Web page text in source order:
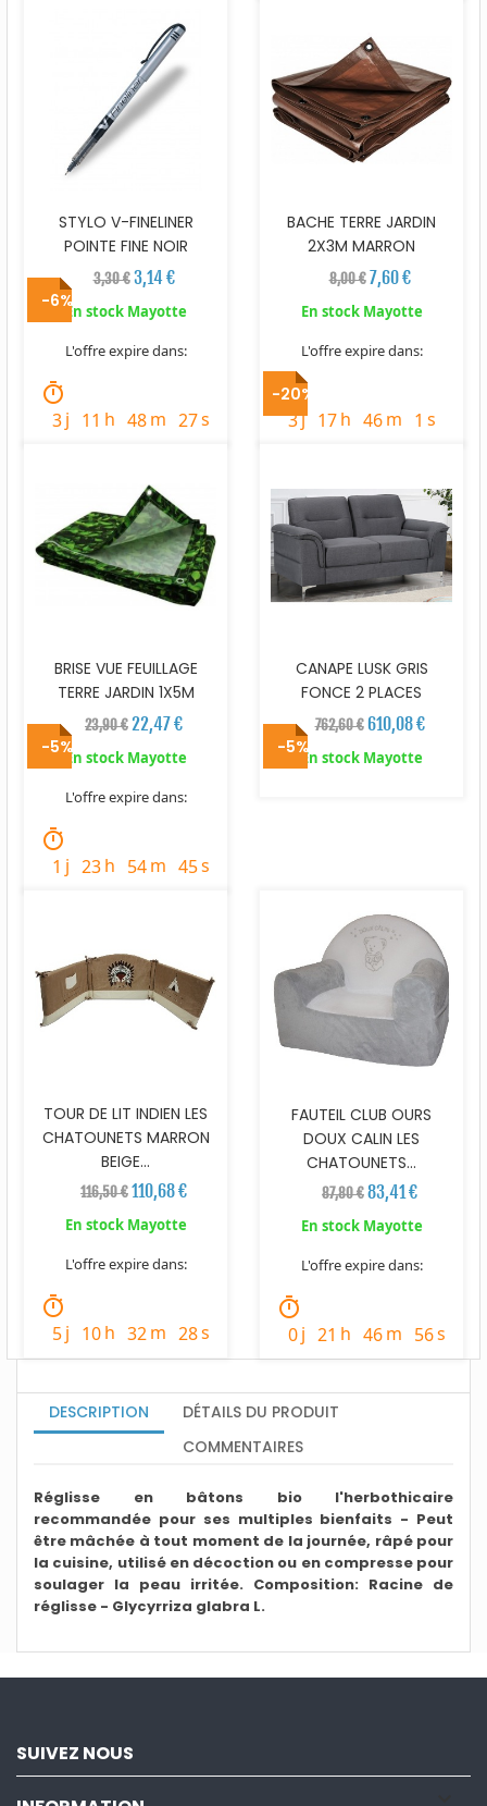
STYLO V-FINELINER
POINTE FINE NOIR
3,30 € 3,14 €
En stock Mayotte
L'offre expire dans:
timer
3j 11 h 48m 26s
BACHE TERRE JARDIN
2X3M MARRON
8,00 € 7,60 €
En stock Mayotte
L'offre expire dans:
timer
3j 17h 46m 0 s
-6%
BRISE VUE FEUILLAGE
TERRE JARDIN 1X5M
23,90 €22,47 €
En stock Mayotte
L'offre expire dans:
timer
1 j 23h 54m 44s
-20%
CANAPE LUSK GRIS
FONCE 2 PLACES
762,60 € 610,08 €
En stock Mayotte
-5%
TOUR DE LIT INDIEN LES
CHATOUNETS MARRON
BEIGE...
116,50 €110,68 €
En stock Mayotte
L'offre expire dans:
timer
5j 10h 32m 27s
-5%
FAUTEIL CLUB OURS
DOUX CALIN LES
CHATOUNETS...
87,80 €83,41 €
En stock Mayotte
L'offre expire dans:
timer
0j 21 h 46m 55s
DESCRIPTION
DÉTAILS DU PRODUIT
COMMENTAIRES
Réglisse en bâtons bio l'herbothicaire
recommandée pour ses multiples bienfaits - Peut
être mâchée à tout moment de la journée, râpé pour
la cuisine, utilisé en décoction ou en compresse pour
soulager la peau irritée. Composition: Racine de
réglisse - Glycyrriza glabra L.
SUIVEZ NOUS